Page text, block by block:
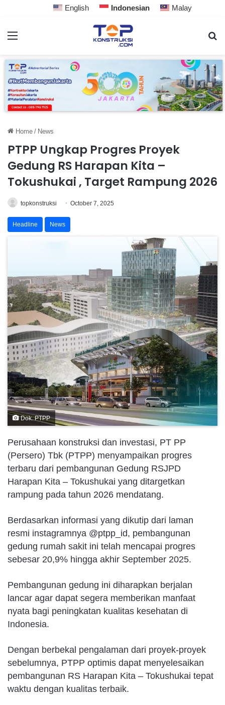
English Indonesian Malay
Home / News
PTPP Ungkap Progres Proyek
Gedung RS Harapan Kita –
Tokushukai , Target Rampung 2026
topkonstruksi October 7, 2025
Headline News
Dok. PTPP
Perusahaan konstruksi dan investasi, PT PP
(Persero) Tbk (PTPP) menyampaikan progres
terbaru dari pembangunan Gedung RSJPD
Harapan Kita – Tokushukai yang ditargetkan
rampung pada tahun 2026 mendatang.
Berdasarkan informasi yang dikutip dari laman
resmi instagramnya @ptpp_id, pembangunan
gedung rumah sakit ini telah mencapai progres
sebesar 20,9% hingga akhir September 2025.
Pembangunan gedung ini diharapkan berjalan
lancar agar dapat segera memberikan manfaat
nyata bagi peningkatan kualitas kesehatan di
Indonesia.
Dengan berbekal pengalaman dari proyek-proyek
sebelumnya, PTPP optimis dapat menyelesaikan
pembangunan RS Harapan Kita – Tokushukai tepat
waktu dengan kualitas terbaik.